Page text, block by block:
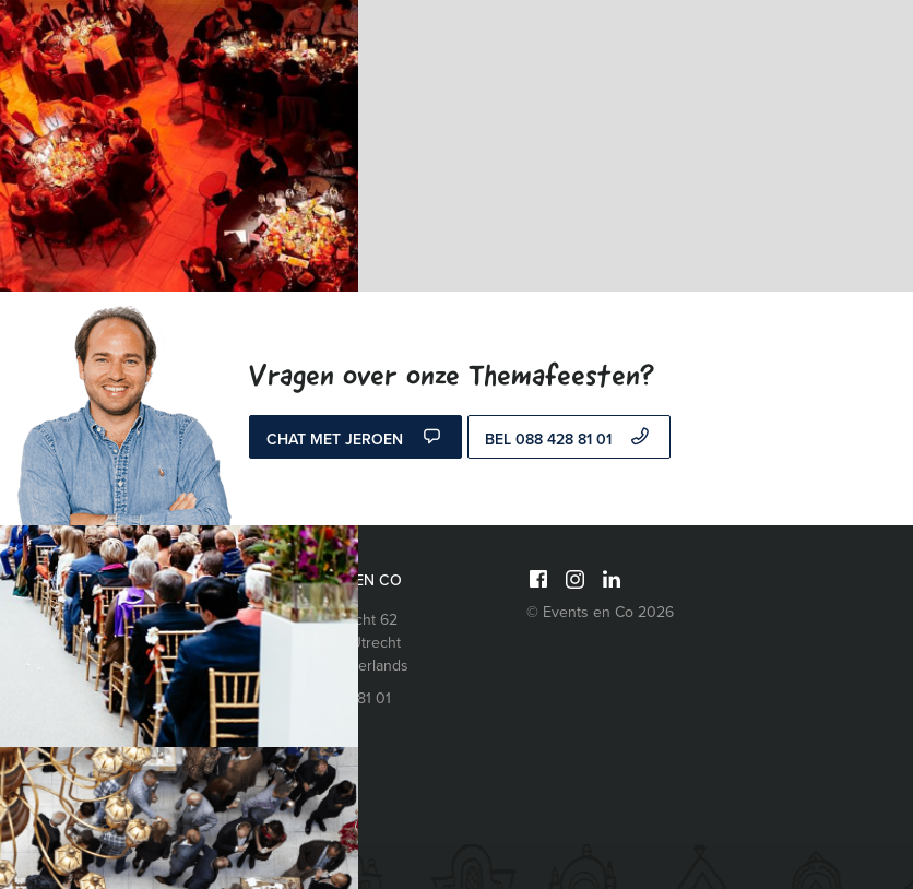
Vragen over onze Themafeesten?
CHAT MET JEROEN BEL 088 428 81 01
Arcade Games
Bands
Catering
Entertainment
Karaoke
Muziek
Ontvangst
Personeelsfeest
Quizzen
Simulators
EVENTS EN CO
Oudegracht 62
Utrecht
The Netherlands
088 428 81 01
© Events en Co 2026